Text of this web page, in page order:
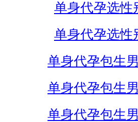
单身代孕选性
单身代孕选性
单身代孕包生
单身代孕包生
单身代孕包生